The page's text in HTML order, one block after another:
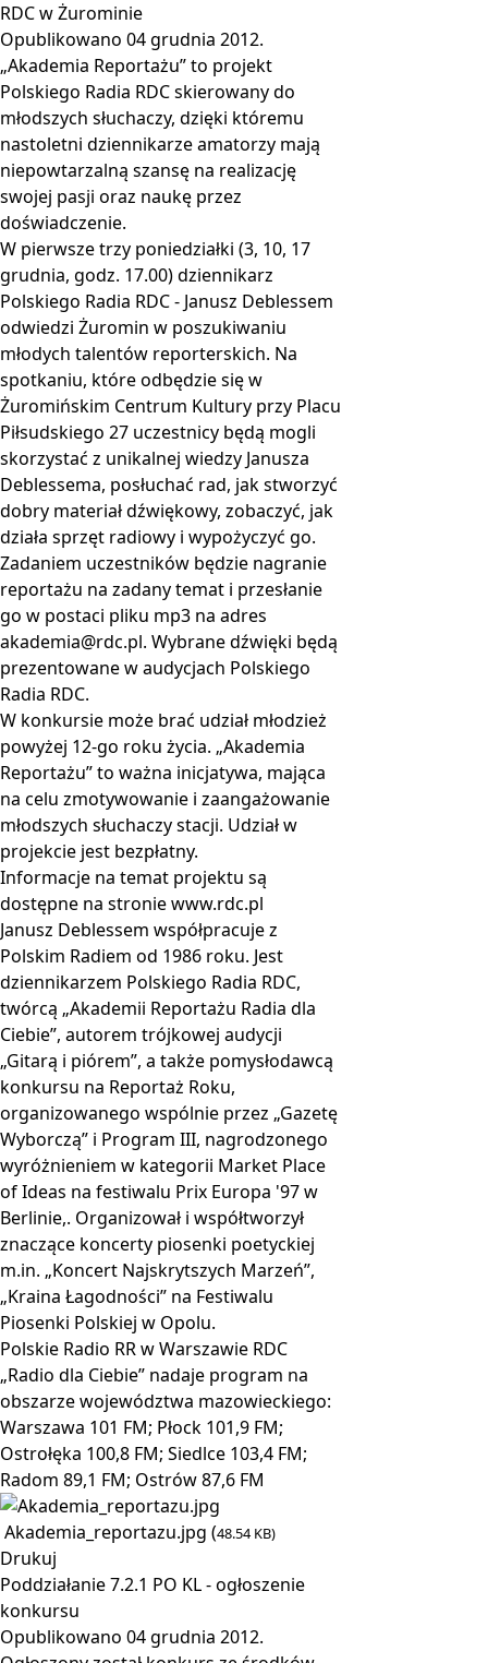
RDC w Żurominie
Opublikowano 04 grudnia 2012.
„Akademia Reportażu” to projekt
Polskiego Radia RDC skierowany do
młodszych słuchaczy, dzięki któremu
nastoletni dziennikarze amatorzy mają
niepowtarzalną szansę na realizację
swojej pasji oraz naukę przez
doświadczenie.
W pierwsze trzy poniedziałki (3, 10, 17
grudnia, godz. 17.00) dziennikarz
Polskiego Radia RDC - Janusz Deblessem
odwiedzi Żuromin w poszukiwaniu
młodych talentów reporterskich. Na
spotkaniu, które odbędzie się w
Żuromińskim Centrum Kultury przy Placu
Piłsudskiego 27 uczestnicy będą mogli
skorzystać z unikalnej wiedzy Janusza
Deblessema, posłuchać rad, jak stworzyć
dobry materiał dźwiękowy, zobaczyć, jak
działa sprzęt radiowy i wypożyczyć go.
Zadaniem uczestników będzie nagranie
reportażu na zadany temat i przesłanie
go w postaci pliku mp3 na adres
akademia@rdc.pl. Wybrane dźwięki będą
prezentowane w audycjach Polskiego
Radia RDC.
W konkursie może brać udział młodzież
powyżej 12-go roku życia. „Akademia
Reportażu” to ważna inicjatywa, mająca
na celu zmotywowanie i zaangażowanie
młodszych słuchaczy stacji. Udział w
projekcie jest bezpłatny.
Informacje na temat projektu są
dostępne na stronie www.rdc.pl
Janusz Deblessem współpracuje z
Polskim Radiem od 1986 roku. Jest
dziennikarzem Polskiego Radia RDC,
twórcą „Akademii Reportażu Radia dla
Ciebie”, autorem trójkowej audycji
„Gitarą i piórem”, a także pomysłodawcą
konkursu na Reportaż Roku,
organizowanego wspólnie przez „Gazetę
Wyborczą” i Program III, nagrodzonego
wyróżnieniem w kategorii Market Place
of Ideas na festiwalu Prix Europa '97 w
Berlinie,. Organizował i współtworzył
znaczące koncerty piosenki poetyckiej
m.in. „Koncert Najskrytszych Marzeń”,
„Kraina Łagodności” na Festiwalu
Piosenki Polskiej w Opolu.
Polskie Radio RR w Warszawie RDC
„Radio dla Ciebie” nadaje program na
obszarze województwa mazowieckiego:
Warszawa 101 FM; Płock 101,9 FM;
Ostrołęka 100,8 FM; Siedlce 103,4 FM;
Radom 89,1 FM; Ostrów 87,6 FM
Akademia_reportazu.jpg (48.54 KB)
Drukuj
Poddziałanie 7.2.1 PO KL - ogłoszenie
konkursu
Opublikowano 04 grudnia 2012.